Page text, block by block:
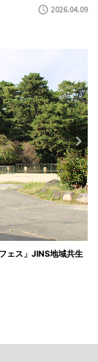
2026.04.09
ェス」JINS地域共生